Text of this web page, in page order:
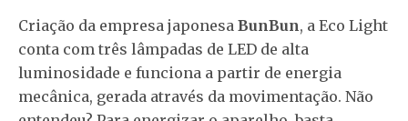
Criação da empresa japonesa BunBun, a Eco Light
conta com três lâmpadas de LED de alta
luminosidade e funciona a partir de energia
mecânica, gerada através da movimentação. Não